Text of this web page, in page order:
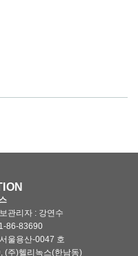
관리자 : 강연수
86-83690
울용산-0047 호
(주)헬리녹스(한남동)